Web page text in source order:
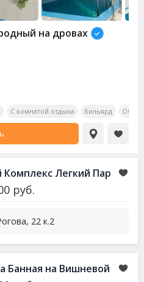
на дровах
С комнатой отдыха Бильярд
Комплекс Легкий Пар
руб.
22 к.2
Банная на Вишневой